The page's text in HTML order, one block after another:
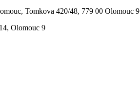
Tomkova 420/48, 779 00 Olomouc 9
Olomouc 9